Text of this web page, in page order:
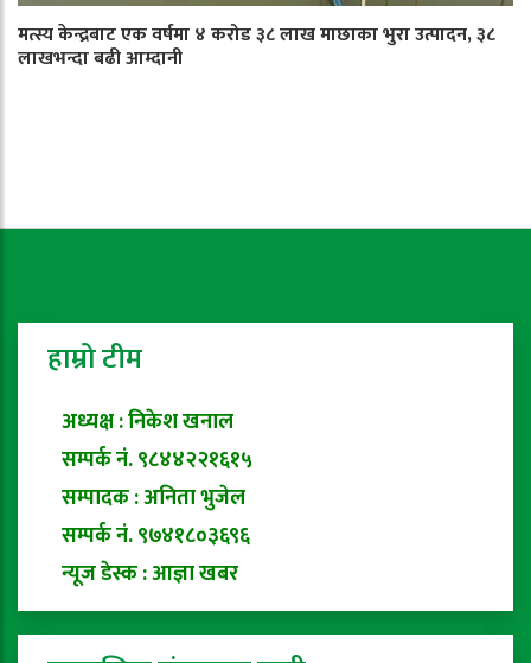
मत्स्य केन्द्रबाट एक वर्षमा ४ करोड ३८ लाख माछाका भुरा उत्पादन, ३८
लाखभन्दा बढी आम्दानी
हाम्रो टीम
अध्यक्ष : निकेश खनाल
सम्पर्क नं. ९८४४२२१६१५
सम्पादक : अनिता भुजेल
सम्पर्क नं. ९७४१८०३६९६
न्यूज डेस्क : आज्ञा खबर